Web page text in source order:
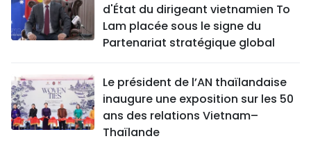
d'État du dirigeant vietnamien To
Lam placée sous le signe du
Partenariat stratégique global
Le président de l’AN thaïlandaise
inaugure une exposition sur les 50
ans des relations Vietnam–
Thaïlande